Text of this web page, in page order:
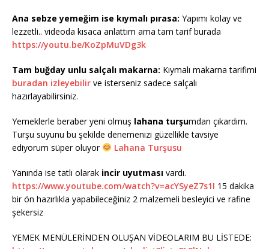
Ana sebze yemeğim ise kıymalı pırasa: Yapımı kolay ve
lezzetli.. videoda kısaca anlattım ama tam tarif burada
https://youtu.be/KoZpMuVDg3k
Tam buğday unlu salçalı makarna: Kıymalı makarna tarifimi
buradan izleyebilir ve isterseniz sadece salçalı
hazırlayabilirsiniz.
Yemeklerle beraber yeni olmuş lahana turşumdan çıkardım.
Turşu suyunu bu şekilde denemenizi güzellikle tavsiye
ediyorum süper oluyor
Lahana Turşusu
Yanında ise tatlı olarak incir uyutması vardı.
https://www.youtube.com/watch?v=acYSyeZ7s1I 15 dakika
bir ön hazırlıkla yapabileceğiniz 2 malzemeli besleyici ve rafine
şekersiz
YEMEK MENÜLERİNDEN OLUŞAN VİDEOLARIM BU LİSTEDE: